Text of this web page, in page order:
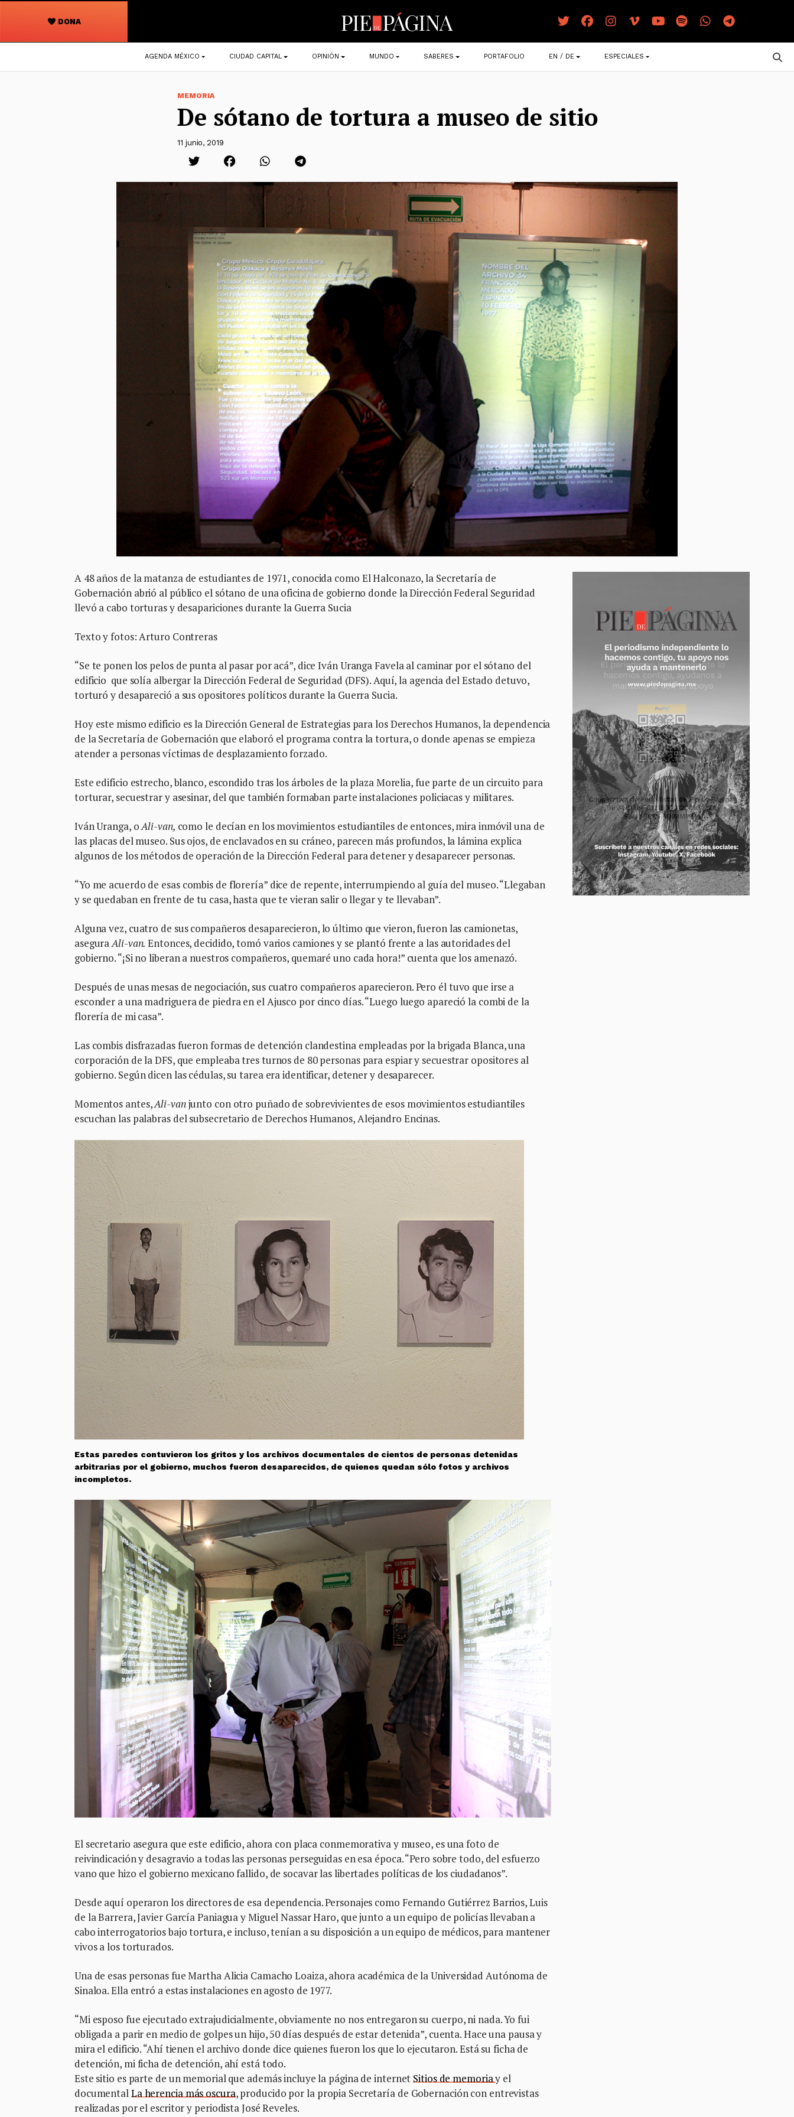
DONA
Navegación
principal
AGENDA MÉXICO CIUDAD CAPITAL OPINIÓN MUNDO SABERES PORTAFOLIO EN / DE ESPECIALES
MEMORIA
De sótano de tortura a museo de sitio
11 junio, 2019
A 48 años de la matanza de estudiantes de 1971, conocida como El Halconazo, la Secretaría de
Gobernación abrió al público el sótano de una oficina de gobierno donde la Dirección Federal Seguridad
llevó a cabo torturas y desapariciones durante la Guerra Sucia
Texto y fotos: Arturo Contreras
“Se te ponen los pelos de punta al pasar por acá”, dice Iván Uranga Favela al caminar por el sótano del
edificio que solía albergar la Dirección Federal de Seguridad (DFS). Aquí, la agencia del Estado detuvo,
torturó y desapareció a sus opositores políticos durante la Guerra Sucia.
Hoy este mismo edificio es la Dirección General de Estrategias para los Derechos Humanos, la dependencia
de la Secretaría de Gobernación que elaboró el programa contra la tortura, o donde apenas se empieza
atender a personas víctimas de desplazamiento forzado.
Este edificio estrecho, blanco, escondido tras los árboles de la plaza Morelia, fue parte de un circuito para
torturar, secuestrar y asesinar, del que también formaban parte instalaciones policiacas y militares.
Iván Uranga, oAli-van, como le decían en los movimientos estudiantiles de entonces, mira inmóvil una de
las placas del museo. Sus ojos, de enclavados en su cráneo, parecen más profundos, la lámina explica
algunos de los métodos de operación de la Dirección Federal para detener y desaparecer personas.
“Yo me acuerdo de esas combis de florería” dice de repente, interrumpiendo al guía del museo. “Llegaban
y se quedaban en frente de tu casa, hasta que te vieran salir o llegar y te llevaban”.
Alguna vez, cuatro de sus compañeros desaparecieron, lo último que vieron, fueron las camionetas,
aseguraAli-van.Entonces, decidido, tomó varios camiones y se plantó frente a las autoridades del
gobierno. “¡Si no liberan a nuestros compañeros, quemaré uno cada hora!” cuenta que los amenazó.
Después de unas mesas de negociación, sus cuatro compañeros aparecieron. Pero él tuvo que irse a
esconder a una madriguera de piedra en el Ajusco por cinco días. “Luego luego apareció la combi de la
florería de mi casa”.
Las combis disfrazadas fueron formas de detención clandestina empleadas por la brigada Blanca, una
corporación de la DFS, que empleaba tres turnos de 80 personas para espiar y secuestrar opositores al
gobierno. Según dicen las cédulas, su tarea era identificar, detener y desaparecer.
Momentos antes,Ali-vanjunto con otro puñado de sobrevivientes de esos movimientos estudiantiles
escuchan las palabras del subsecretario de Derechos Humanos, Alejandro Encinas.
Estas paredes contuvieron los gritos y los archivos documentales de cientos de personas detenidas
arbitrarias por el gobierno, muchos fueron desaparecidos, de quienes quedan sólo fotos y archivos
incompletos.
El secretario asegura que este edificio, ahora con placa conmemorativa y museo, es una foto de
reivindicación y desagravio a todas las personas perseguidas en esa época. “Pero sobre todo, del esfuerzo
vano que hizo el gobierno mexicano fallido, de socavar las libertades políticas de los ciudadanos”.
Desde aquí operaron los directores de esa dependencia. Personajes como Fernando Gutiérrez Barrios, Luis
de la Barrera, Javier García Paniagua y Miguel Nassar Haro, que junto a un equipo de policías llevaban a
cabo interrogatorios bajo tortura, e incluso, tenían a su disposición a un equipo de médicos, para mantener
vivos a los torturados.
Una de esas personas fue Martha Alicia Camacho Loaiza, ahora académica de la Universidad Autónoma de
Sinaloa. Ella entró a estas instalaciones en agosto de 1977.
“Mi esposo fue ejecutado extrajudicialmente, obviamente no nos entregaron su cuerpo, ni nada. Yo fui
obligada a parir en medio de golpes un hijo, 50 días después de estar detenida”, cuenta. Hace una pausa y
mira el edificio. “Ahí tienen el archivo donde dice quienes fueron los que lo ejecutaron. Está su ficha de
detención, mi ficha de detención, ahí está todo.
Este sitio es parte de un memorial que además incluye la página de internetSitios de memoriay el
documentalLa herencia más oscura, producido por la propia Secretaría de Gobernación con entrevistas
realizadas por el escritor y periodista José Reveles.